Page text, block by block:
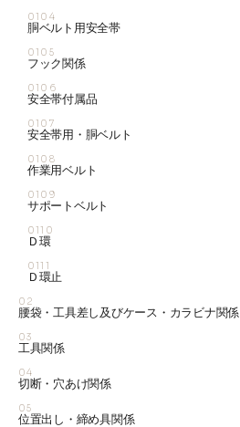
0104
胴ベルト用安全帯
0105
フック関係
0106
安全帯付属品
0107
安全帯用・胴ベルト
0108
作業用ベルト
0109
サポートベルト
0110
Ｄ環
0111
Ｄ環止
02
腰袋・工具差し及びケース・カラビナ関係
03
工具関係
04
切断・穴あけ関係
05
位置出し・締め具関係